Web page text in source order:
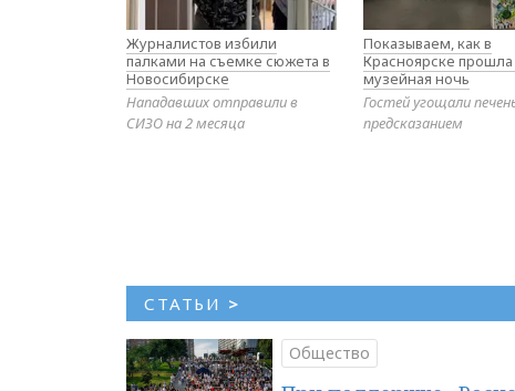
Журналистов избили
палками на съемке сюжета в
Новосибирске
Нападавших отправили в
СИЗО на 2 месяца
Показываем, как в
Красноярске прошла
музейная ночь
Гостей угощали
предсказанием
СТАТЬИ >
Общество